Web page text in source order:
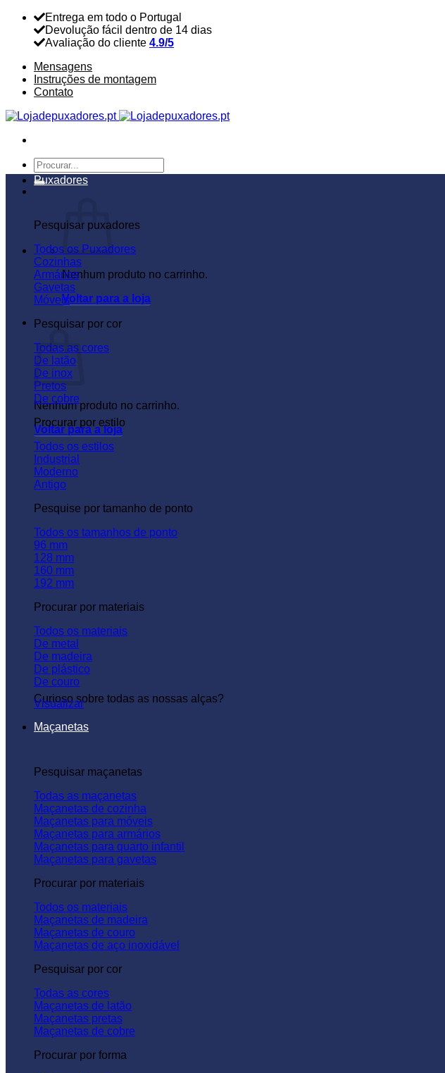
Skip
content
Entrega em todo o Portugal
Devolução fácil dentro de 14 dias
Avaliação do cliente 4.9/5
Mensagens
Instruções de montagem
Contato
Pesquisar
por:
Nenhum produto no carrinho.
Voltar para a loja
Carrinho
Nenhum produto no carrinho.
Voltar para a loja
Puxadores
Pesquisar puxadores
Todos os Puxadores
Cozinhas
Armários
Gavetas
Móveis
Pesquisar por cor
Todas as cores
De latão
De inox
Pretos
De cobre
Procurar por estilo
Todos os estilos
Industrial
Moderno
Antigo
Pesquise por tamanho de ponto
Todos os tamanhos de ponto
96 mm
128 mm
160 mm
192 mm
Procurar por materiais
Todos os materiais
De metal
De madeira
De plástico
De couro
Curioso sobre todas as nossas alças?
Visualizar
Maçanetas
Pesquisar maçanetas
Todas as maçanetas
Maçanetas de cozinha
Maçanetas para móveis
Maçanetas para armários
Maçanetas para quarto infantil
Maçanetas para gavetas
Procurar por materiais
Todos os materiais
Maçanetas de madeira
Maçanetas de couro
Maçanetas de aço inoxidável
Pesquisar por cor
Todas as cores
Maçanetas de latão
Maçanetas pretas
Maçanetas de cobre
Procurar por forma